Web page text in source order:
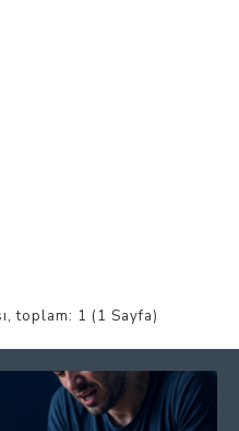
toplam: 1 (1 Sayfa)